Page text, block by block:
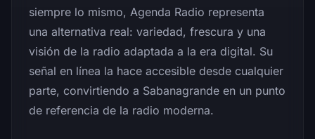
siempre lo mismo, Agenda Radio representa
una alternativa real: variedad, frescura y una
visión de la radio adaptada a la era digital. Su
señal en línea la hace accesible desde cualquier
parte, convirtiendo a Sabanagrande en un punto
de referencia de la radio moderna.